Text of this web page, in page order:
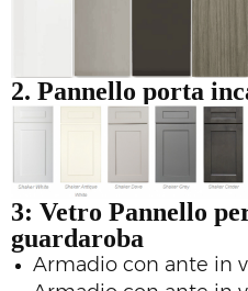
2. Pannello porta
3: Vetro Pannello
guardaroba
Armadio con ante in